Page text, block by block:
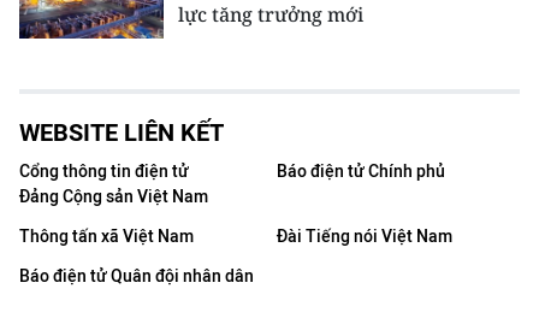
lực tăng trưởng mới
WEBSITE LIÊN KẾT
Cổng thông tin điện tử
Đảng Cộng sản Việt Nam
Báo điện tử Chính phủ
Thông tấn xã Việt Nam
Đài Tiếng nói Việt Nam
Báo điện tử Quân đội nhân dân